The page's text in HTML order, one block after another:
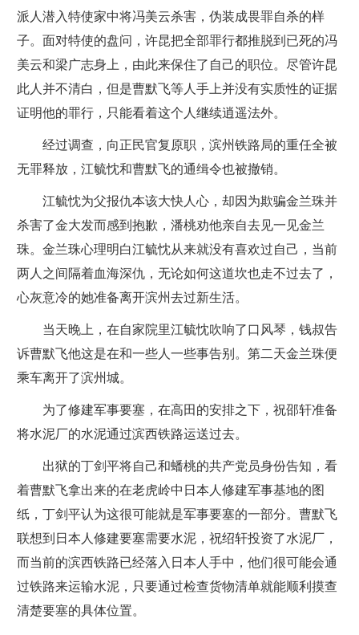
派人潜入特使家中将冯美云杀害，伪装成畏罪自杀的样
子。面对特使的盘问，许昆把全部罪行都推脱到已死的冯
美云和梁广志身上，由此来保住了自己的职位。尽管许昆
此人并不清白，但是曹默飞等人手上并没有实质性的证据
证明他的罪行，只能看着这个人继续逍遥法外。
经过调查，向正民官复原职，滨州铁路局的重任全被
无罪释放，江毓忱和曹默飞的通缉令也被撤销。
江毓忱为父报仇本该大快人心，却因为欺骗金兰珠并
杀害了金大发而感到抱歉，潘桃劝他亲自去见一见金兰
珠。金兰珠心理明白江毓忱从来就没有喜欢过自己，当前
两人之间隔着血海深仇，无论如何这道坎也走不过去了，
心灰意冷的她准备离开滨州去过新生活。
当天晚上，在自家院里江毓忱吹响了口风琴，钱叔告
诉曹默飞他这是在和一些人一些事告别。第二天金兰珠便
乘车离开了滨州城。
为了修建军事要塞，在高田的安排之下，祝邵轩准备
将水泥厂的水泥通过滨西铁路运送过去。
出狱的丁剑平将自己和蟠桃的共产党员身份告知，看
着曹默飞拿出来的在老虎岭中日本人修建军事基地的图
纸，丁剑平认为这很可能就是军事要塞的一部分。曹默飞
联想到日本人修建要塞需要水泥，祝绍轩投资了水泥厂，
而当前的滨西铁路已经落入日本人手中，他们很可能会通
过铁路来运输水泥，只要通过检查货物清单就能顺利摸查
清楚要塞的具体位置。